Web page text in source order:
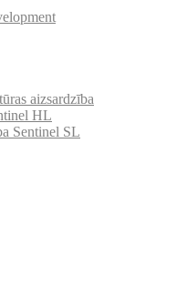
aizsardzība
HL
Sentinel SL